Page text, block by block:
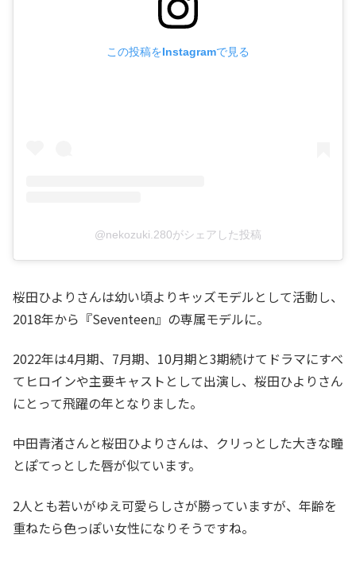
この投稿をInstagramで見る
@nekozuki.280がシェアした投稿
桜田ひよりさんは幼い頃よりキッズモデルとして活動し、
2018年から『Seventeen』の専属モデルに。
2022年は4月期、7月期、10月期と3期続けてドラマにすべ
てヒロインや主要キャストとして出演し、桜田ひよりさん
にとって飛躍の年となりました。
中田青渚さんと桜田ひよりさんは、クリっとした大きな瞳
とぽてっとした唇が似ています。
2人とも若いがゆえ可愛らしさが勝っていますが、年齢を
重ねたら色っぽい女性になりそうですね。